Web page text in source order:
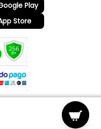
Play
Store
os direitos reservados.